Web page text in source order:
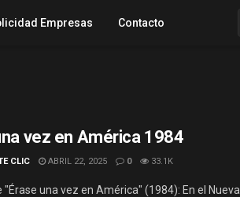
Empresas Contacto
vez en América 1984
CLIC ABRIL 22, 2025 0 33.1K
"Érase una vez en América" (1984): En el Nueva